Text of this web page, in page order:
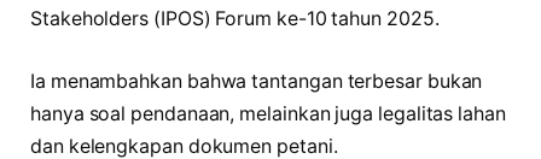
Stakeholders (IPOS) Forum ke-10 tahun 2025.
Ia menambahkan bahwa tantangan terbesar bukan
hanya soal pendanaan, melainkan juga legalitas lahan
dan kelengkapan dokumen petani.